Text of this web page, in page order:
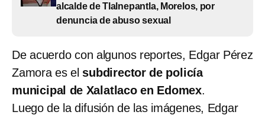
alcalde de Tlalnepantla, Morelos, por
denuncia de abuso sexual
De acuerdo con algunos reportes, Edgar Pérez
Zamora es el subdirector de policía
municipal de Xalatlaco en Edomex.
Luego de la difusión de las imágenes, Edgar